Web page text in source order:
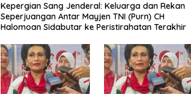
Kepergian Sang Jenderal: Keluarga dan Rekan
Seperjuangan Antar Mayjen TNI (Purn) CH
Halomoan Sidabutar ke Peristirahatan Terakhir